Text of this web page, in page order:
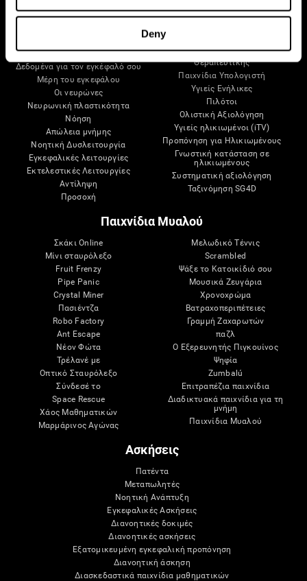
Deny
Μυαλό και εγκέφαλος
Δεδομένα για τον εγκέφαλό σου
Μέρη του εγκεφάλου
Οι νευρώνες
Νευρωνική πλαστικότητα
Νόηση
Απώλεια μνήμης
Νοητική Δυσλειτουργία
Εγκεφαλικές λειτουργίες
Εκτελεστικές Λειτουργίες
Αντίληψη
Προσοχή
Επικύρωση Ψηφιακής
Θεραπευτικής
Παιχνίδια Υπολογιστή
Υγιείς Ενήλικες
Πιλότοι
Ολιστική Αξιολόγηση
Υγιείς ηλικιωμένοι (iTV)
Προπόνηση για Ηλικιωμένους
Γνωστική κατάσταση σε
ηλικιωμένους
Συστηματική αξιολόγηση
Ταξινόμηση SG4D
Παιχνίδια Μυαλού
Σκάκι Online
Μίνι σταυρόλεξο
Fruit Frenzy
Pipe Panic
Crystal Miner
Πασιέντζα
Robo Factory
Ant Escape
Νέον Φώτα
Τρέλανέ με
Οπτικό Σταυρόλεξο
Σύνδεσέ το
Space Rescue
Χάος Μαθηματικών
Μαρμάρινος Αγώνας
Μελωδικό Τέννις
Scrambled
Ψάξε το Κατοικίδιό σου
Μουσικά Ζευγάρια
Χρονοχρώμα
Βατραχοπεριπέτειες
Γραμμή Ζαχαρωτών
παζλ
Ο Εξερευνητής Πιγκουίνος
Ψηφία
Zumbalú
Επιτραπέζια παιχνίδια
Διαδικτυακά παιχνίδια για τη
μνήμη
Παιχνίδια Μυαλού
Ασκήσεις
Πατέντα
Μεταπωλητές
Νοητική Ανάπτυξη
Εγκεφαλικές Ασκήσεις
Διανοητικές δοκιμές
Διανοητικές ασκήσεις
Εξατομικευμένη εγκεφαλική προπόνηση
Διανοητική άσκηση
Διασκεδαστικά παιχνίδια μαθηματικών